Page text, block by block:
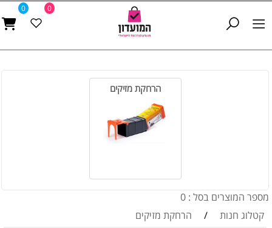
0 0
הרחקת מזיקים
מספר המוצרים בסל : 0
קטלוג חנות
/ הרחקת מזיקים